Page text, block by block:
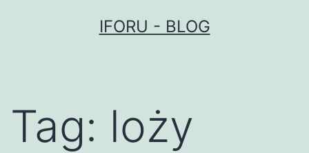
IFORU - BLOG
Tag: loży